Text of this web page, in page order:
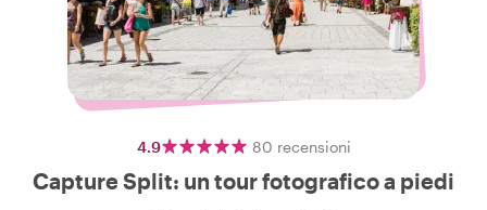
4.9 80 recensioni
Capture Split: un tour fotografico a piedi